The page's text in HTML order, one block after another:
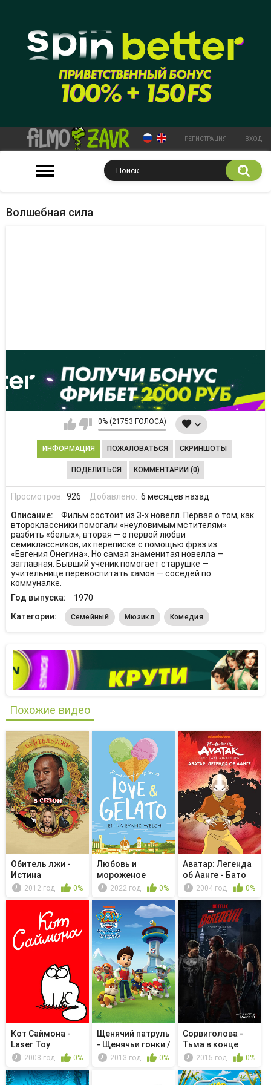
РЕГИСТРАЦИЯ ВХОД
Волшебная сила
0% (21753 ГОЛОСА)
ИНФОРМАЦИЯ ПОЖАЛОВАТЬСЯ СКРИНШОТЫ
ПОДЕЛИТЬСЯ КОММЕНТАРИИ (0)
Просмотров: 926 Добавлено: 6 месяцев назад
Описание:
Фильм состоит из 3-х новелл. Первая о том, как
второклассники помогали «неуловимым мстителям»
разбить «белых», вторая — о первой любви
семиклассников, их переписке с помощью фраз из
«Евгения Онегина». Но самая знаменитая новелла —
заглавная. Бывший ученик помогает старушке —
учительнице перевоспитать хамов — соседей по
коммуналке.
Год выпуска:
1970
Категории:
Семейный Мюзикл Комедия
Похожие видео
Обитель лжи -
Истина
2012 год 0%
Любовь и
мороженое
2022 год 0%
Аватар: Легенда
об Аанге - Бато
из пл...2004 год 0%
Кот Саймона -
Laser Toy
2008 год 0%
Щенячий патруль
- Щенячьи гонки /
Щен...2013 год 0%
Сорвиголова -
Тьма в конце
тоннеля
2015 год 0%